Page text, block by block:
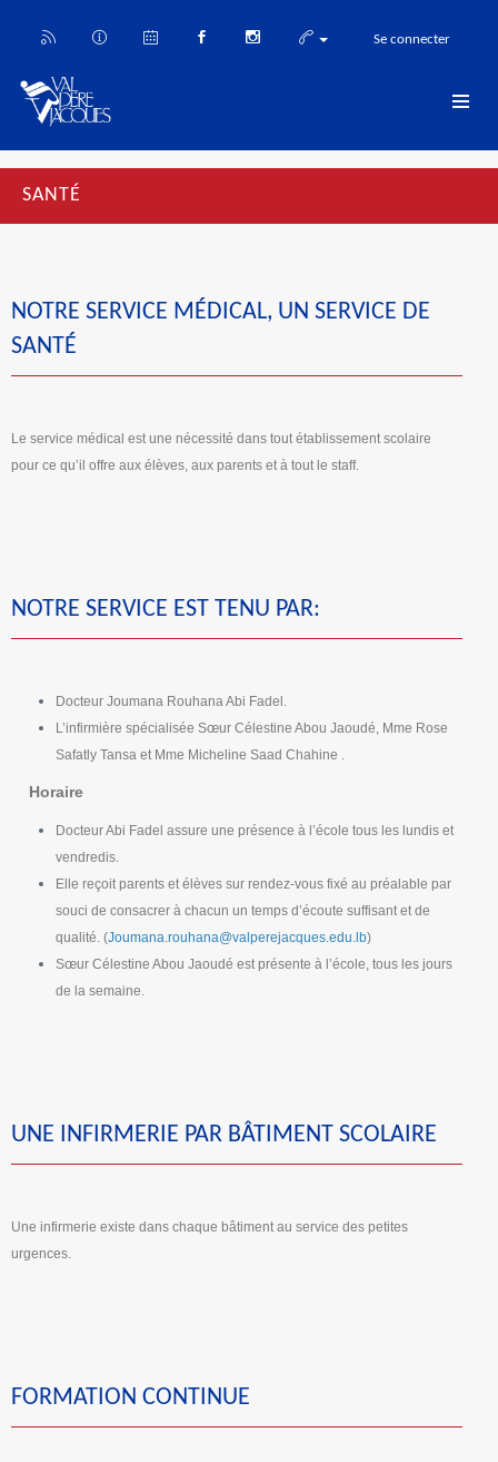
Se connecter
SANTÉ
NOTRE SERVICE MÉDICAL, UN SERVICE DE
SANTÉ
Le service médical est une nécessité dans tout établissement scolaire
pour ce qu’il offre aux élèves, aux parents et à tout le staff.
NOTRE SERVICE EST TENU PAR:
Docteur Joumana Rouhana Abi Fadel.
L’infirmière spécialisée Sœur Célestine Abou Jaoudé, Mme Rose
Safatly Tansa et Mme Micheline Saad Chahine .
Horaire
Docteur Abi Fadel assure une présence à l’école tous les lundis et
vendredis.
Elle reçoit parents et élèves sur rendez-vous fixé au préalable par
souci de consacrer à chacun un temps d’écoute suffisant et de
qualité. (Joumana.rouhana@valperejacques.edu.lb)
Sœur Célestine Abou Jaoudé est présente à l’école, tous les jours
de la semaine.
UNE INFIRMERIE PAR BÂTIMENT SCOLAIRE
Une infirmerie existe dans chaque bâtiment au service des petites
urgences.
FORMATION CONTINUE